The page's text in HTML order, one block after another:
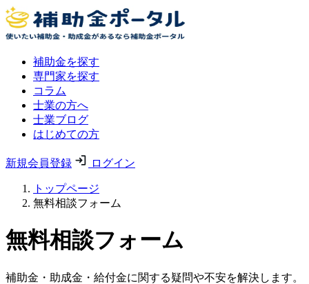
補助金を探す
専門家を探す
コラム
士業の方へ
士業ブログ
はじめての方
新規会員登録 ログイン
トップページ
無料相談フォーム
無料相談フォーム
補助金・助成金・給付金に関する疑問や不安を解決します。